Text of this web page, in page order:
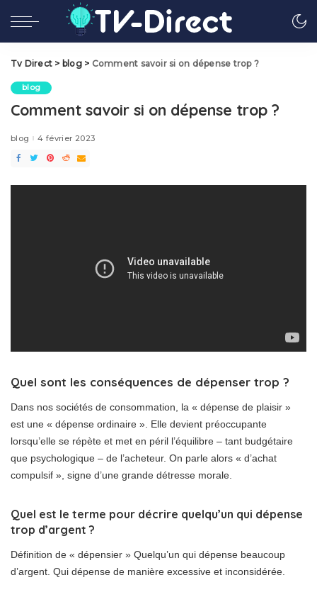
Tv Direct > blog> Comment savoir si on dépense trop ?
blog
Comment savoir si on dépense trop ?
blog 4 février 2023
Quel sont les conséquences de dépenser trop ?
Dans nos sociétés de consommation, la « dépense de plaisir »
est une « dépense ordinaire ». Elle devient préoccupante
lorsqu’elle se répète et met en péril l’équilibre – tant budgétaire
que psychologique – de l’acheteur. On parle alors « d’achat
compulsif », signe d’une grande détresse morale.
Quel est le terme pour décrire quelqu’un qui dépense
trop d’argent ?
Définition de « dépensier » Quelqu’un qui dépense beaucoup
d’argent. Qui dépense de manière excessive et inconsidérée.